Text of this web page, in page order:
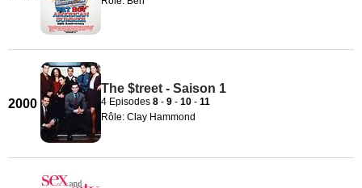
2000
The $treet - Saison 1
4 Episodes 8 - 9 - 10 - 11
Rôle: Clay Hammond